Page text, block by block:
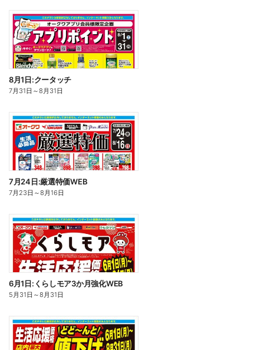
8月1日:クータッチ
7月31日 ～8月31日
7月24日:厳選特価WEB
7月23日 ～8月16日
6月1日:くらしモア3か月強化WEB
5月31日 ～8月31日